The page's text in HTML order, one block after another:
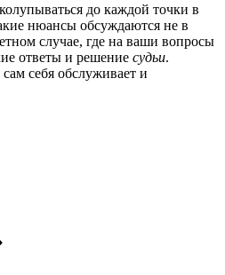
до каждой точки в
нюансы обсуждаются не в
случае, где на ваши вопросы
ответы и решение судьи.
себя обслуживает и